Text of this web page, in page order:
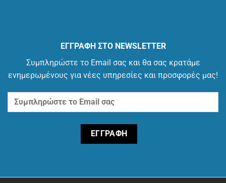
ΕΓΓΡΑΦΗ ΣΤΟ NEWSLETTER
Συμπληρώστε το Email σας και θα σας κρατάμε
ενημερωμένους για νέες υπηρεσίες και προσφορές μας!